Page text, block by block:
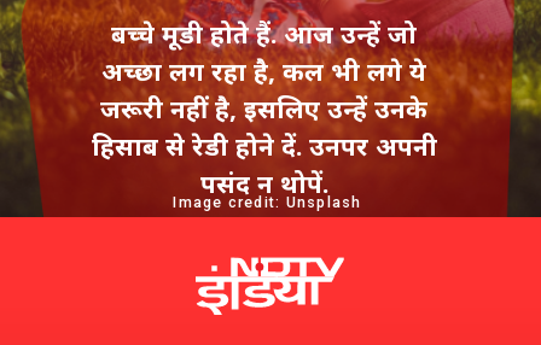
बच्‍चे मूडी होते हैं. आज उन्‍हें जो
अच्‍छा लग रहा है, कल भी लगे ये
जरूरी नहीं है, इसलिए उन्‍हें उनके
हिसाब से रेडी होने दें. उनपर अपनी
पसंद न थोपें.
Image credit: Unsplash